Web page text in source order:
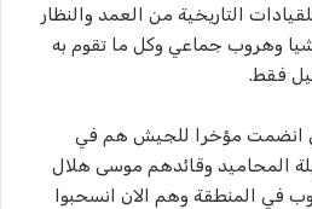
التاريخية من العمد والنظار
وهروب جماعي وكل ما تقوم به
فقط.
انضمت مؤخرا للجيش هم في
المحاميد وقائدهم موسى هلال
في المنطقة وهم الان انسحبوا